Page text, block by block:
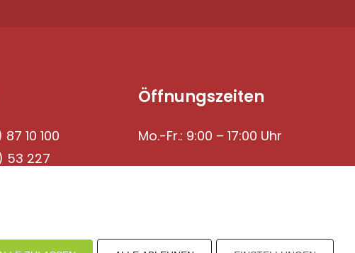
10 100
53 227
Öffnungszeiten
Mo.-Fr.: 9:00 – 17:00 Uhr